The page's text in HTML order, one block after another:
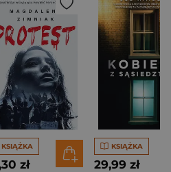
KSIĄŻKA
zł
KSIĄŻKA
29,99 zł